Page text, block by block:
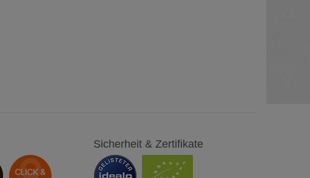
Sicherheit & Zertifikate